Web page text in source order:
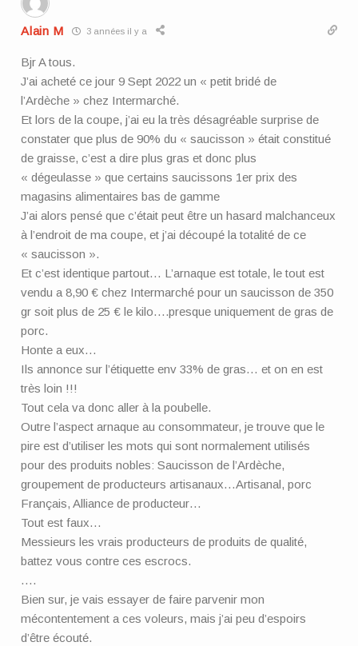
Alain M 3 années il y a
Bjr A tous.
J’ai acheté ce jour 9 Sept 2022 un « petit bridé de
l’Ardèche » chez Intermarché.
Et lors de la coupe, j’ai eu la très désagréable surprise de
constater que plus de 90% du « saucisson » était constitué
de graisse, c’est a dire plus gras et donc plus
« dégeulasse » que certains saucissons 1er prix des
magasins alimentaires bas de gamme
J’ai alors pensé que c’était peut être un hasard malchanceux
à l’endroit de ma coupe, et j’ai découpé la totalité de ce
« saucisson ».
Et c’est identique partout… L’arnaque est totale, le tout est
vendu a 8,90 € chez Intermarché pour un saucisson de 350
gr soit plus de 25 € le kilo….presque uniquement de gras de
porc.
Honte a eux…
Ils annonce sur l’étiquette env 33% de gras… et on en est
très loin !!!
Tout cela va donc aller à la poubelle.
Outre l’aspect arnaque au consommateur, je trouve que le
pire est d’utiliser les mots qui sont normalement utilisés
pour des produits nobles: Saucisson de l’Ardèche,
groupement de producteurs artisanaux…Artisanal, porc
Français, Alliance de producteur…
Tout est faux…
Messieurs les vrais producteurs de produits de qualité,
battez vous contre ces escrocs.
….
Bien sur, je vais essayer de faire parvenir mon
mécontentement a ces voleurs, mais j’ai peu d’espoirs
d’être écouté.